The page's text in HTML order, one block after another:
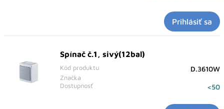
Prihlásiť sa
Spínač č.1, sivý(12bal)
Značka
Kód produktu D.3610W
Dostupnosť <50